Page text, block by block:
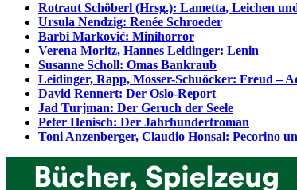
Rotraut Schöberl (Hrsg.): Lametta, Leichen
Ursula Nendzig: Renée Schroeder
Barbi Marković: Minihorror
Verena Moritz, Hannes Leidinger: Lenin
Susanne Scholl: Omas Bankraub
Leidinger, Rapp, Mosser-Schuöcker: Freud –
David Rennert: Der Oslo-Report
Jad Turjman: Der Geruch der Seele
Peter Henisch: Der Jahrhundertroman
Toni Anzenberger, Claudio Honsal: Pecorino